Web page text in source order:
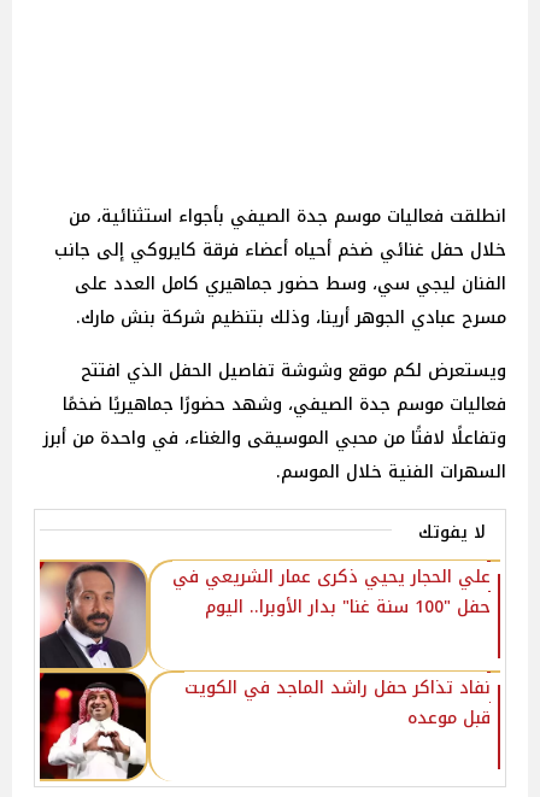
انطلقت فعاليات موسم جدة الصيفي بأجواء استثنائية، من
خلال حفل غنائي ضخم أحياه أعضاء فرقة كايروكي إلى جانب
الفنان ليجي سي، وسط حضور جماهيري كامل العدد على
مسرح عبادي الجوهر أرينا، وذلك بتنظيم شركة بنش مارك.
ويستعرض لكم موقع وشوشة تفاصيل الحفل الذي افتتح
فعاليات موسم جدة الصيفي، وشهد حضورًا جماهيريًا ضخمًا
وتفاعلًا لافتًا من محبي الموسيقى والغناء، في واحدة من أبرز
السهرات الفنية خلال الموسم.
لا يفوتك
علي الحجار يحيي ذكرى عمار الشريعي في
حفل "100 سنة غنا" بدار الأوبرا.. اليوم
نفاد تذاكر حفل راشد الماجد في الكويت
قبل موعده